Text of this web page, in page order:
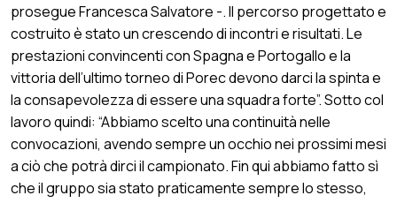
prosegue Francesca Salvatore -. Il percorso progettato e
costruito è stato un crescendo di incontri e risultati. Le
prestazioni convincenti con Spagna e Portogallo e la
vittoria dell’ultimo torneo di Porec devono darci la spinta e
la consapevolezza di essere una squadra forte”. Sotto col
lavoro quindi: “Abbiamo scelto una continuità nelle
convocazioni, avendo sempre un occhio nei prossimi mesi
a ciò che potrà dirci il campionato. Fin qui abbiamo fatto sì
che il gruppo sia stato praticamente sempre lo stesso,